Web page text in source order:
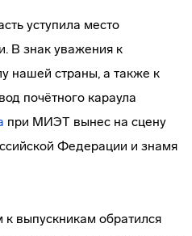
уступила место
В знак уважения к
нашей страны, а также к
почётного караула
при МИЭТ вынес на сцену
Федерации и знамя
выпускникам обратился